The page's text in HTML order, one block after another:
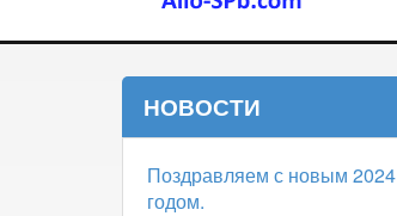
НОВОСТИ
Поздравляем с новым 2024
годом.